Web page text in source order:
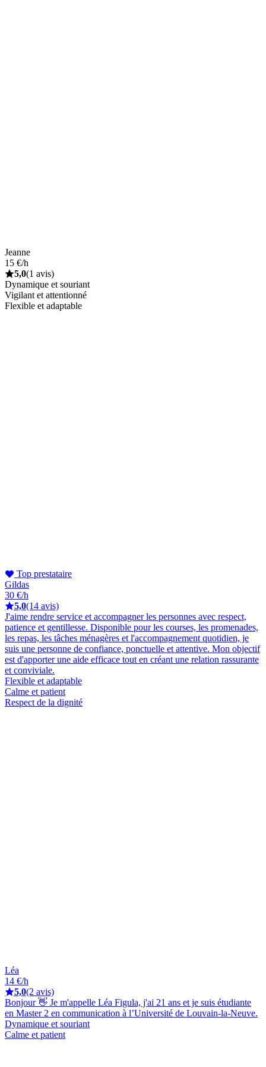
Jeanne
15 €/h
5,0(1 avis)
Dynamique et souriant
Vigilant et attentionné
Flexible et adaptable
Top prestataire
Gildas
30 €/h
5,0(14 avis)
J'aime rendre service et accompagner les personnes avec respect,
patience et gentillesse. Disponible pour les courses, les promenades,
les repas, les tâches ménagères et l'accompagnement quotidien, je
suis une personne de confiance, ponctuelle et attentive. Mon objectif
est d'apporter une aide efficace tout en créant une relation rassurante
et conviviale.
Flexible et adaptable
Calme et patient
Respect de la dignité
Léa
14 €/h
5,0(2 avis)
Bonjour 👋 Je m'appelle Léa Figula, j'ai 21 ans et je suis étudiante
en Master 2 en communication à l’Université de Louvain-la-Neuve.
Dynamique et souriant
Calme et patient